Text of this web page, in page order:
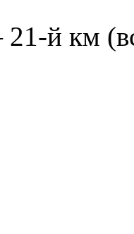
21-й км